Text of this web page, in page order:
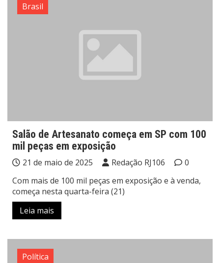
Brasil
Salão de Artesanato começa em SP com 100
mil peças em exposição
21 de maio de 2025 Redação RJ106
0
Com mais de 100 mil peças em exposição e à venda,
começa nesta quarta-feira (21)
Leia mais
Política